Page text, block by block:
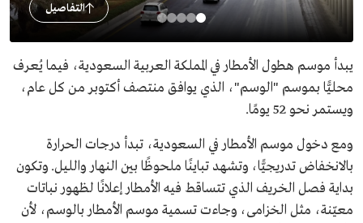
التفاصيل
يبدأ موسم هطول الأمطار في المملكة العربية السعودية، فيما يُعرف
محليًّا بموسم "الوسم"، الذي يوافق منتصف أكتوبر من كل عام،
ويستمر نحو 52 يومًا.
ومع دخول موسم الأمطار في السعودية، تبدأ درجات الحرارة
بالانخفاض تدريجيًّا، وتشهد تباينًا ملحوظًا بين النهار والليل. وتكون
بداية فصل الخريف الذي تتساقط فيه الأمطار إعلانًا لظهور نباتات
معيّنة، مثل الخزامى، وجاءت تسمية موسم الأمطار بالوسم، لأن